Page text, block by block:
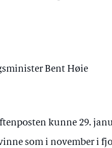
Bent Høie
kunne 29.
som i november i